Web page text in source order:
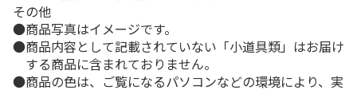
その他
商品写真はイメージです。
商品内容として記載されていない「小道具類」はお届け
する商品に含まれておりません。
商品の色は、ご覧になるパソコンなどの環境により、実